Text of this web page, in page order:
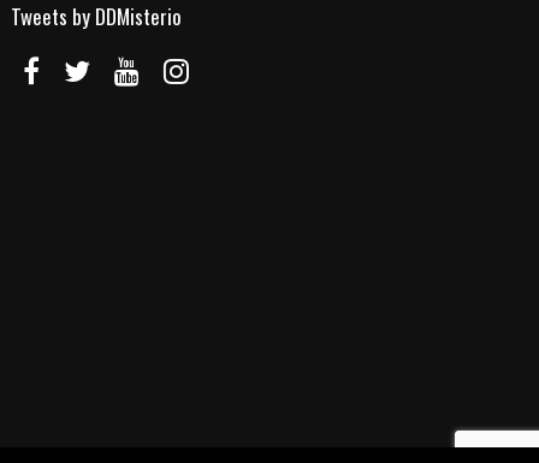
Tweets by DDMisterio